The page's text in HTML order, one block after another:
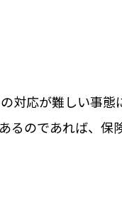
対応が難しい事
るのであれば、保